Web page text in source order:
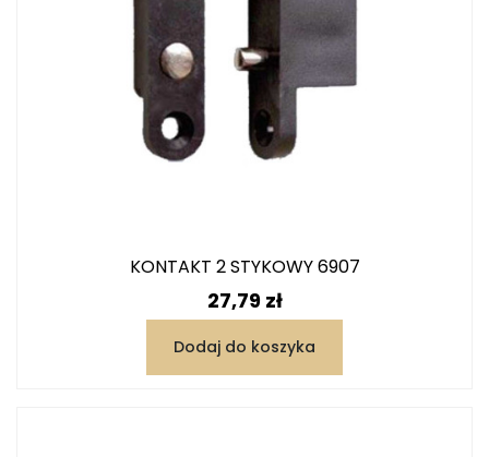
KONTAKT 2 STYKOWY 6907
Cena
27,79 zł
Dodaj do koszyka